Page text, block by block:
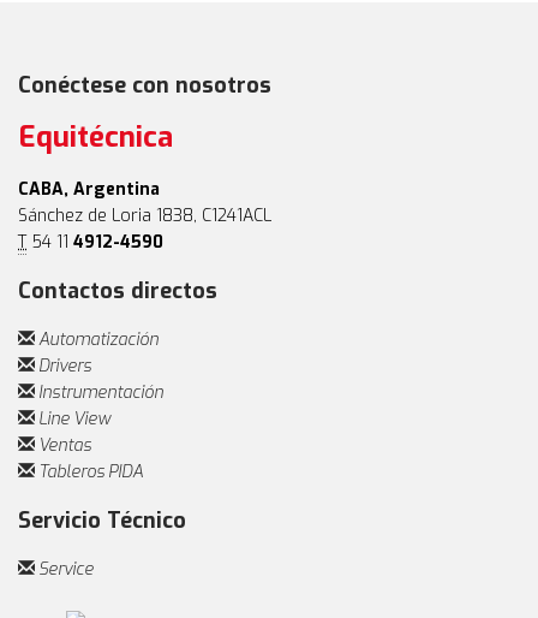
Conéctese con nosotros
Equitécnica
CABA, Argentina
Sánchez de Loria 1838, C1241ACL
T54 11 4912-4590
Contactos directos
Automatización
Drivers
Instrumentación
Line View
Ventas
Tableros PIDA
Servicio Técnico
Service